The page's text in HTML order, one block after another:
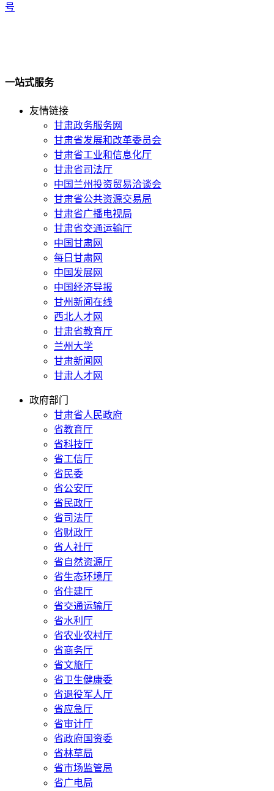
号
一站式服务
友情链接
甘肃政务服务网
甘肃省发展和改革委员会
甘肃省工业和信息化厅
甘肃省司法厅
中国兰州投资贸易洽谈会
甘肃省公共资源交易局
甘肃省广播电视局
甘肃省交通运输厅
中国甘肃网
每日甘肃网
中国发展网
中国经济导报
甘州新闻在线
西北人才网
甘肃省教育厅
兰州大学
甘肃新闻网
甘肃人才网
政府部门
甘肃省人民政府
省教育厅
省科技厅
省工信厅
省民委
省公安厅
省民政厅
省司法厅
省财政厅
省人社厅
省自然资源厅
省生态环境厅
省住建厅
省交通运输厅
省水利厅
省农业农村厅
省商务厅
省文旅厅
省卫生健康委
省退役军人厅
省应急厅
省审计厅
省政府国资委
省林草局
省市场监管局
省广电局